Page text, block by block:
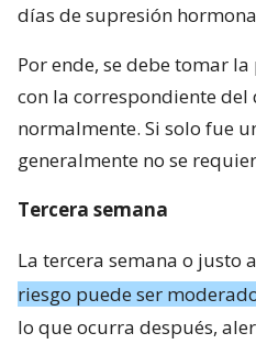
días de supresión
Por ende, se debe tomar
con la correspondiente
normalmente. Si solo fue
generalmente no se
Tercera semana
La tercera semana o justo
riesgo puede ser
lo que ocurra después,